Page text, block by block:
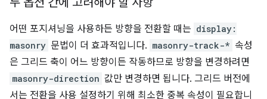
어떤 포지셔닝을 사용하든 방향을 전환할 때는 display:
masonry 문법이 더 효과적입니다. masonry-track-* 속성
은 그리드 축이 어느 방향이든 작동하므로 방향을 변경하려면
masonry-direction 값만 변경하면 됩니다. 그리드 버전에
서는 전환을 사용 설정하기 위해 최소한 중복 속성이 필요합니